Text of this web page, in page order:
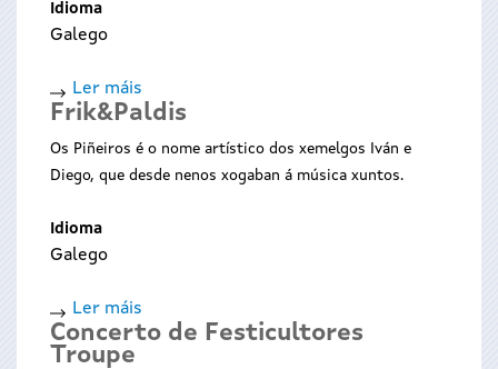
Idioma
Galego
Ler máis
de
Concerto
de
Frik&Paldis
Os Piñeiros é o nome artístico dos xemelgos Iván e
Diego, que desde nenos xogaban á música xuntos.
Idioma
Galego
Ler máis
de
Concerto de Festicultores
Troupe